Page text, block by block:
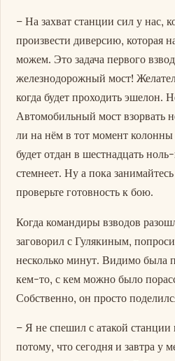
– На захват станции сил у нас,
произвести диверсию, которая
можем. Это задача первого
железнодорожный мост!
когда будет проходить эшелон.
Автомобильный мост взорвать
ли на нём в тот момент колонны
будет отдан в шестнадцать
стемнеет. Ну а пока
проверьте готовность к бою.
Когда командиры взводов
заговорил с Гулякиным,
несколько минут. Видимо была
кем-то, с кем можно было
Собственно, он просто
– Я не спешил с атакой
потому, что сегодня и завтра у